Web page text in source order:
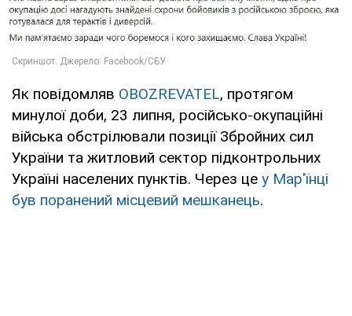
Як повідомляв OBOZREVATEL, протягом
минулої доби, 23 липня, російсько-окупаційні
війська обстрілювали позиції Збройних сил
України та житловий сектор підконтрольних
Україні населених пунктів. Через це у Мар'їнці
був поранений місцевий мешканець.